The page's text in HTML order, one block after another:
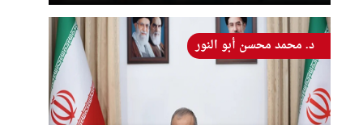
د. محمد محسن أبو النور